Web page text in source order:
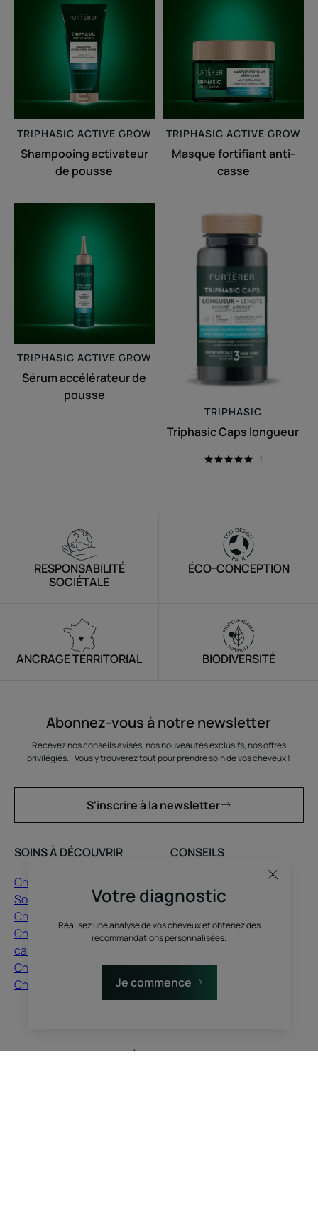
activateur
de
pousse
TRIPHASIC ACTIVE GROW
Shampooing activateur
de pousse
casse
TRIPHASIC ACTIVE GROW
Masque fortifiant anti-
casse
de
pousse
TRIPHASIC ACTIVE GROW
Sérum accélérateur de
pousse
Triphasic
longueur
TRIPHASIC
Triphasic Caps longueur
1
Votre diagnostic
Réalisez une analyse de vos cheveux et obtenez des
recommandations personnalisées.
Je commence
RESPONSABILITÉ
SOCIÉTALE
ÉCO-CONCEPTION
ANCRAGE TERRITORIAL BIODIVERSITÉ
Abonnez-vous à notre newsletter
Recevez nos conseils avisés, nos nouveautés exclusifs, nos offres
privilégiés... Vous y trouverez tout pour prendre soin de vos cheveux !
S'inscrire à la newsletter
SOINS À DÉCOUVRIR
Chute de cheveux
Soin cuir chevelu
Cheveux secs
Cheveux abimés,
cassants
Cheveux colorés
Cheveux ternes
CONSEILS
Cheveux blancs
Cheveux blonds
Cuir chevelu
Cheveux colorés
Cheveux secs
À PROPOS